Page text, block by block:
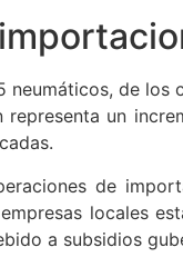
de los
un
de
locales
a subsidios